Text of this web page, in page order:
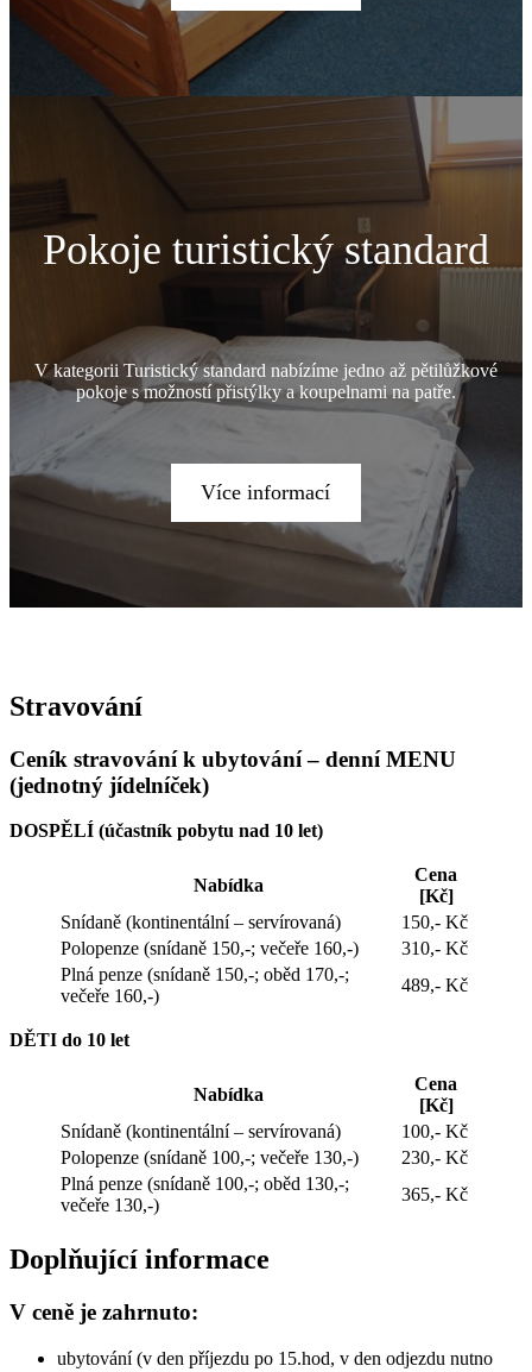
Pokoje turistický standard
V kategorii Turistický standard nabízíme jedno až pětilůžkové
pokoje s možností přistýlky a koupelnami na patře.
Více informací
Stravování
Ceník stravování k ubytování – denní MENU
(jednotný jídelníček)
DOSPĚLÍ (účastník pobytu nad 10 let)
Nabídka
Cena
[Kč]
Snídaně (kontinentální – servírovaná)
150,- Kč
Polopenze (snídaně 150,-; večeře 160,-)
310,- Kč
Plná penze (snídaně 150,-; oběd 170,-;
večeře 160,-)
489,- Kč
DĚTI do 10 let
Nabídka
Cena
[Kč]
Snídaně (kontinentální – servírovaná)
100,- Kč
Polopenze (snídaně 100,-; večeře 130,-)
230,- Kč
Plná penze (snídaně 100,-; oběd 130,-;
večeře 130,-)
365,- Kč
Doplňující informace
V ceně je zahrnuto:
ubytování (v den příjezdu po 15.hod, v den odjezdu nutno